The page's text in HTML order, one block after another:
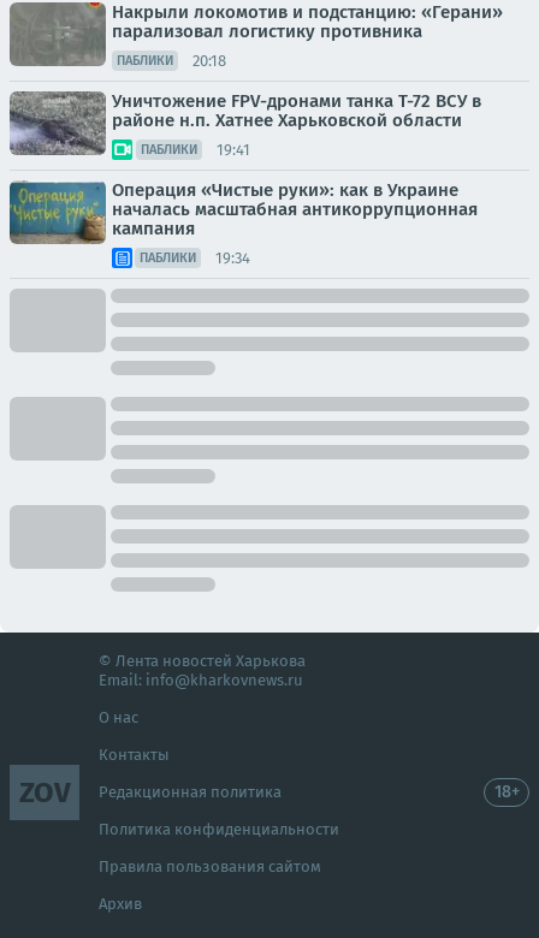
Накрыли локомотив и подстанцию: «Герани»
парализовал логистику противника
ПАБЛИКИ 20:18
Уничтожение FPV-дронами танка Т-72 ВСУ в
районе н.п. Хатнее Харьковской области
ПАБЛИКИ 19:41
Операция «Чистые руки»: как в Украине
началась масштабная антикоррупционная
кампания
ПАБЛИКИ 19:34
ZOV
© Лента новостей Харькова
Email: info@kharkovnews.ru
О нас
Контакты
Редакционная политика
Политика конфиденциальности
Правила пользования сайтом
Архив
18+